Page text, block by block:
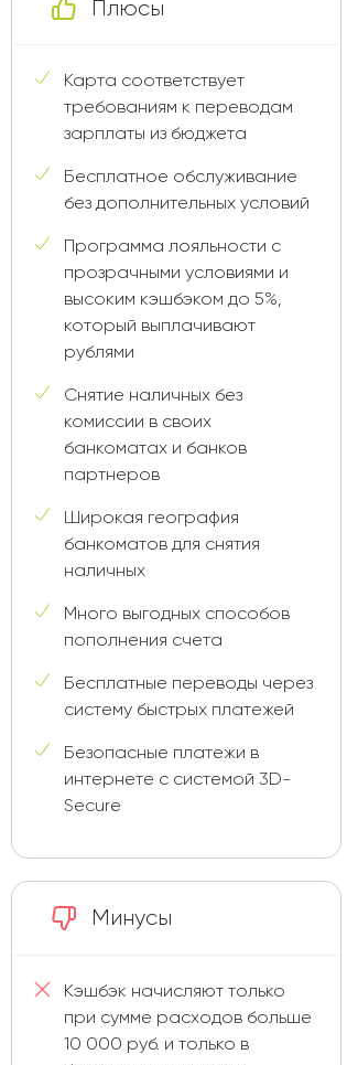
Плюсы
Карта соответствует
требованиям к переводам
зарплаты из бюджета
Бесплатное обслуживание
без дополнительных условий
Программа лояльности с
прозрачными условиями и
высоким кэшбэком до 5%,
который выплачивают
рублями
Снятие наличных без
комиссии в своих
банкоматах и банков
партнеров
Широкая география
банкоматов для снятия
наличных
Много выгодных способов
пополнения счета
Бесплатные переводы через
систему быстрых платежей
Безопасные платежи в
интернете с системой 3D-
Secure
Минусы
Кэшбэк начисляют только
при сумме расходов больше
10 000 руб. и только в